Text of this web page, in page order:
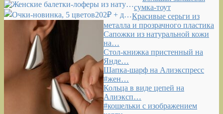
сумка-тоут
Красивые серьги из
металла и прозрачного пластика
Сапожки из натуральной кожи
на…
Стол-книжка пристенный на
Янде…
Шапка-шарф на Алиэкспресс
#жен…
Кольца в виде цепей на
Алиэксп…
#кошельки с изображением